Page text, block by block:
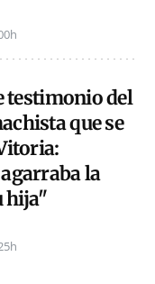
testimonio del
que se
la
hija"